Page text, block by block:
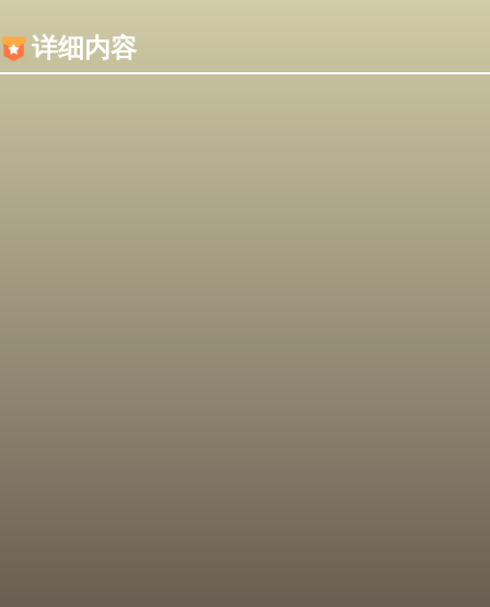
详细内容